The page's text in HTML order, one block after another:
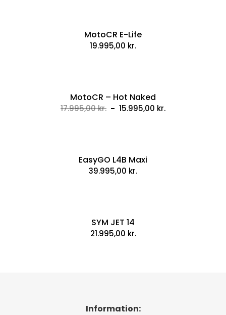
MotoCR E-Life
19.995,00 kr.
MotoCR – Hot Naked
17.995,00kr.
Original
15.995,00 kr.
EasyGO L4B Maxi
39.995,00 kr.
SYM JET 14
21.995,00 kr.
Information: